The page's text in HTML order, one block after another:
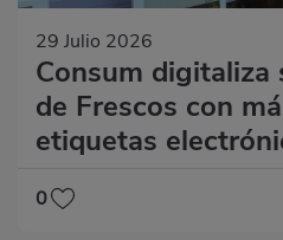
29 Julio 2026
Consum digitaliza
de Frescos con
etiquetas
0